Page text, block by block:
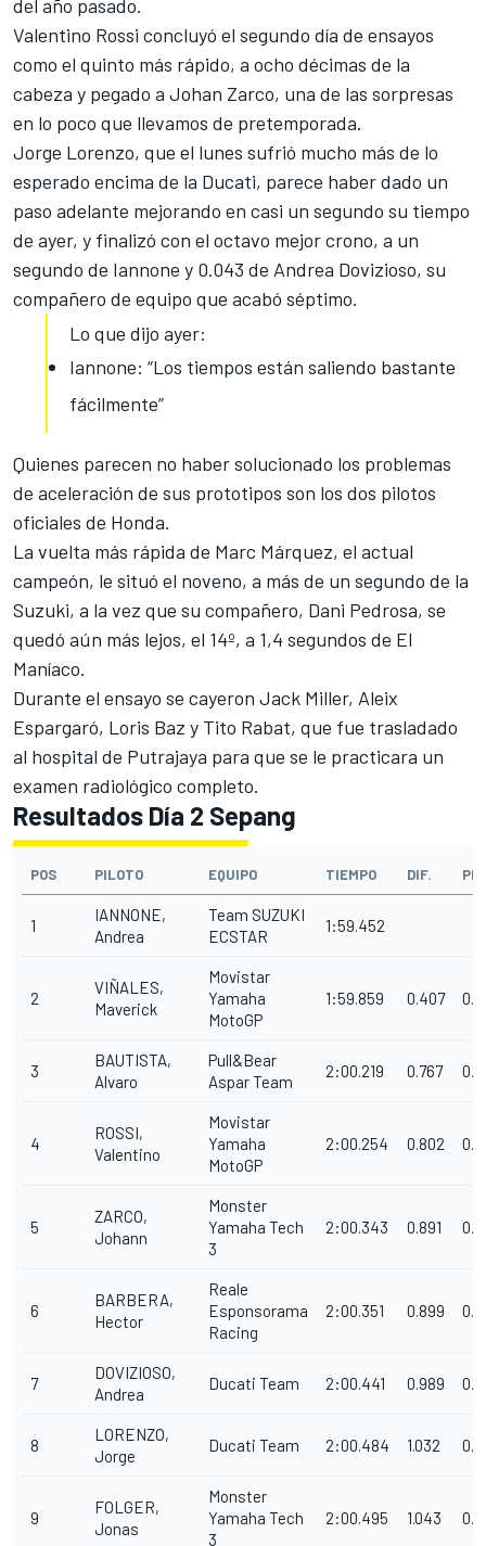
del año pasado.
Valentino Rossi concluyó el segundo día de ensayos
como el quinto más rápido, a ocho décimas de la
cabeza y pegado a Johan Zarco, una de las sorpresas
en lo poco que llevamos de pretemporada.
Jorge Lorenzo, que el lunes sufrió mucho más de lo
esperado encima de la Ducati, parece haber dado un
paso adelante mejorando en casi un segundo su tiempo
de ayer, y finalizó con el octavo mejor crono, a un
segundo de Iannone y 0.043 de Andrea Dovizioso, su
compañero de equipo que acabó séptimo.
Lo que dijo ayer:
Iannone: “Los tiempos están saliendo bastante
fácilmente”
Quienes parecen no haber solucionado los problemas
de aceleración de sus prototipos son los dos pilotos
oficiales de Honda.
La vuelta más rápida de Marc Márquez, el actual
campeón, le situó el noveno, a más de un segundo de la
Suzuki, a la vez que su compañero, Dani Pedrosa, se
quedó aún más lejos, el 14º, a 1,4 segundos de El
Maníaco.
Durante el ensayo se cayeron Jack Miller, Aleix
Espargaró, Loris Baz y Tito Rabat, que fue trasladado
al hospital de Putrajaya para que se le practicara un
examen radiológico completo.
Resultados Día 2 Sepang
POS PILOTO EQUIPO TIEMPO DIF.
1
IANNONE,
Andrea
Team SUZUKI
ECSTAR
1:59.452
2
VIÑALES,
Maverick
Movistar
Yamaha
MotoGP
1:59.859 0.407
3
BAUTISTA,
Alvaro
Pull&Bear
Aspar Team
2:00.219 0.767
4
ROSSI,
Valentino
Movistar
Yamaha
MotoGP
2:00.254 0.802
5
ZARCO,
Johann
Monster
Yamaha Tech
3
2:00.343 0.891
6
BARBERA,
Hector
Reale
Esponsorama
Racing
2:00.351 0.899
7
DOVIZIOSO,
Andrea
Ducati Team 2:00.441 0.989
8
LORENZO,
Jorge
Ducati Team 2:00.484 1.032
9
FOLGER,
Jonas
Monster
Yamaha Tech
3
2:00.495 1.043